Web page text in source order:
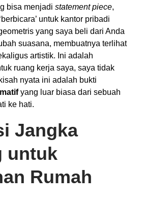
bisa menjadi statement piece,
untuk kantor pribadi
yang saya beli dari Anda
suasana, membuatnya terlihat
artistik. Ini adalah
ruang kerja saya, saya tidak
nyata ini adalah bukti
yang luar biasa dari sebuah
ke hati.
Jangka
untuk
Rumah